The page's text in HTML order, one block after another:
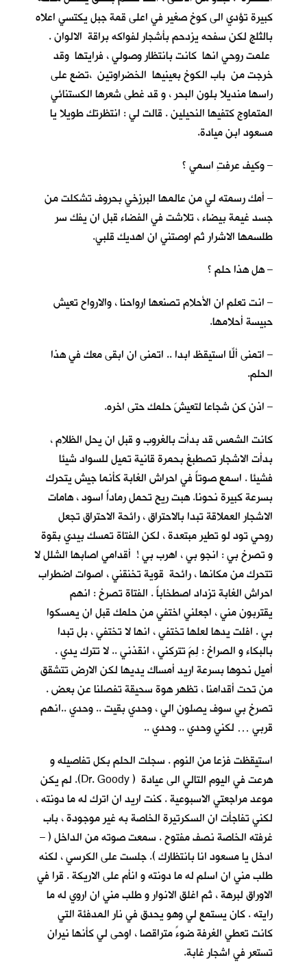
كبيرة تؤدي الى كوخ صغير في اعلى قمة جبل يكتسي اعلاه
بالثلج لكن سفحه يزدحم بأشجار لفواكه براقة الالوان .
علمت روحي انها كانت بانتظار وصولي ، فرايتها وقد
خرجت من باب الكوخ بعينيها الخضراوتين ،تضع على
راسها منديلا بلون البحر ، و قد غطى شعرها الكستنائي
المتماوج كتفيها النحيلين . قالت لي : انتظرتك طويلا يا
مسعود ابن ميادة.
– وكيف عرفتِ اسمي ؟
– أمك رسمته لي من عالمها البرزخي بحروف تشكلت من
جسد غيمة بيضاء ، تلاشت في الفضاء قبل ان يفك سر
طلسمها الاشرار ثم اوصتني ان اهديك قلبي.
– هل هذا حلم ؟
– انت تعلم ان الأحلام تصنعها ارواحنا ، والارواح تعيش
حبيسة أحلامها.
– اتمنى ألّا استيقظ ابدا .. اتمنى ان ابقى معكِ في هذا
الحلم.
– اذن كن شجاعا لتعيشَ حلمك حتى اخره.
كانت الشمس قد بدأت بالغروب و قبل ان يحل الظلام ،
بدأت الاشجار تصطبغ بحمرة قانية تميل للسواد شيئا
فشيئا . اسمع صوتاً في احراش الغابة كأنما جيش يتحرك
بسرعة كبيرة نحونا. هبت ريح تحمل رماداً اسود ، هامات
الاشجار العملاقة تبدا بالاحتراق ، رائحة الاحتراق تجعل
روحي تود لو تطير مبتعدة ، لكن الفتاة تمسك بيدي بقوة
و تصرخ بي : انجو بي ، اهرب بي ! أقدامي اصابها الشلل لا
تتحرك من مكانها ، رائحة قوية تخنقني ، اصوات اضطراب
احراش الغابة تزداد اصطخاباً . الفتاة تصرخ : انهم
يقتربون مني ، اجعلني اختفي من حلمك قبل ان يمسكوا
بي . افلت يدها لعلها تختفي ، انها لا تختفي ، بل تبدا
بالبكاء و الصراخ : لِمَ تتركني ، انقذني .. لا تترك يدي .
أميل نحوها بسرعة اريد أمساك يديها لكن الارض تتشقق
من تحت أقدامنا ، تظهر هوة سحيقة تفصلنا عن بعض .
تصرخ بي سوف يصلون الي ، وحدي بقيت .. وحدي ..انهم
قربي … لكني وحدي .. وحدي ..
استيقظت فزعا من النوم . سجلت الحلم بكل تفاصيله و
هرعت في اليوم التالي الى عيادة ( Dr. Goody). لم يكن
موعد مراجعتي الاسبوعية . كنت اريد ان اترك له ما دونته ،
لكني تفاجأت ان السكرتيرة الخاصة به غير موجودة ، باب
غرفته الخاصة نصف مفتوح . سمعت صوته من الداخل ( –
ادخل يا مسعود انا بانتظارك ). جلست على الكرسي ، لكنه
طلب مني ان اسلم له ما دونته و انأم على الاريكة . قرا في
الاوراق لبرهة ، ثم اغلق الانوار و طلب مني ان اروي له ما
رايته . كان يستمع لي وهو يحدق في نار المدفئة التي
كانت تعطي الغرفة ضوءً متراقصا ، اوحى لي كأنها نيران
تستعر في اشجار غابة.